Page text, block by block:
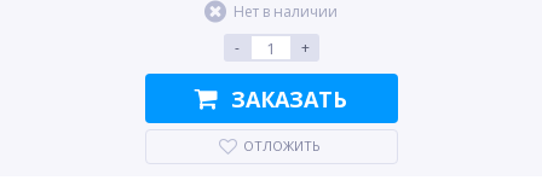
Нет в наличии
-
+
ЗАКАЗАТЬ
ОТЛОЖИТЬ